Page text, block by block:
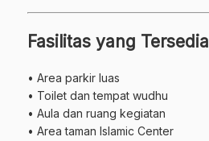
Fasilitas yang Tersedia
• Area parkir luas
• Toilet dan tempat wudhu
• Aula dan ruang kegiatan
• Area taman Islamic Center